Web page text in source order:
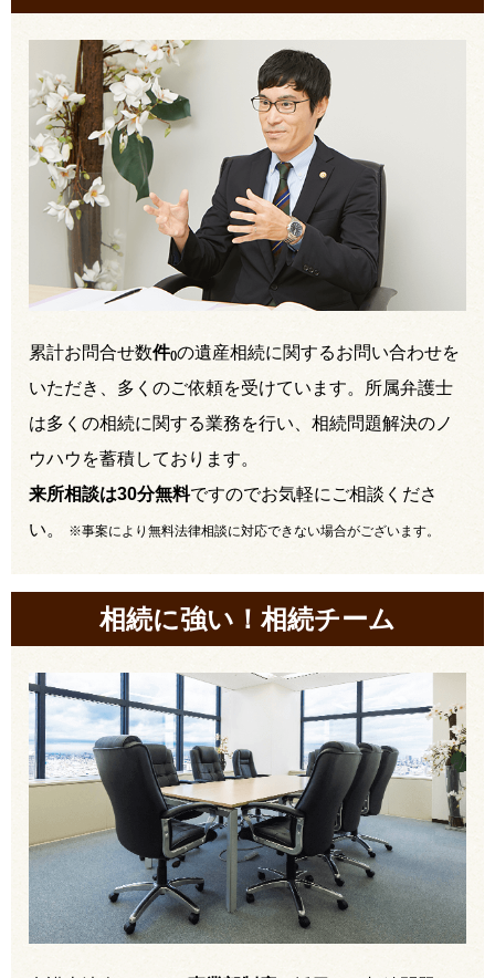
累計お問合せ数件()の遺産相続に関するお問い合わせを
いただき、多くのご依頼を受けています。所属弁護士
は多くの相続に関する業務を行い、相続問題解決のノ
ウハウを蓄積しております。
来所相談は30分無料ですのでお気軽にご相談くださ
い。
※事案により無料法律相談に対応できない場合がございます。
相続に強い！相続チーム